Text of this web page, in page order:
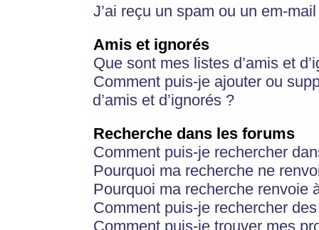
J’ai reçu un spam ou un em-
Amis et ignorés
Que sont mes listes d’amis et
Comment puis-je ajouter ou
d’amis et d’ignorés ?
Recherche dans les forums
Comment puis-je rechercher
Pourquoi ma recherche ne
Pourquoi ma recherche renvoie
Comment puis-je rechercher
Comment puis-je trouver mes